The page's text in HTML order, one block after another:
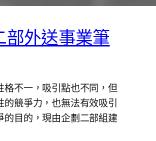
部外送事業筆
不一，吸引點也不同，但
競爭力，也無法有效吸引
目的，現由企劃二部組建